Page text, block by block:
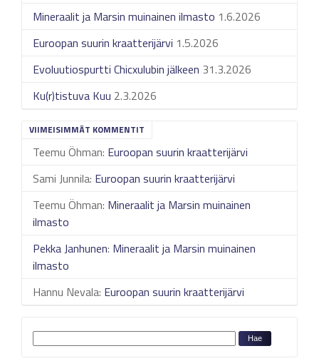
Mineraalit ja Marsin muinainen ilmasto 1.6.2026
Euroopan suurin kraatterijärvi 1.5.2026
Evoluutiospurtti Chicxulubin jälkeen 31.3.2026
Ku(r)tistuva Kuu 2.3.2026
VIIMEISIMMÄT KOMMENTIT
Teemu Öhman: Euroopan suurin kraatterijärvi
Sami Junnila: Euroopan suurin kraatterijärvi
Teemu Öhman: Mineraalit ja Marsin muinainen
ilmasto
Pekka Janhunen: Mineraalit ja Marsin muinainen
ilmasto
Hannu Nevala: Euroopan suurin kraatterijärvi